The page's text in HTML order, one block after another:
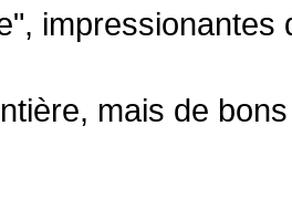
mais de